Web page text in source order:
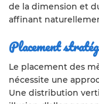
de la dimension et
affinant
Placement
Le placement des
nécessite une
Une distribution